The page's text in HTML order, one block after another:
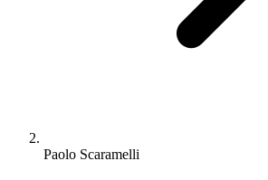
Paolo Scaramelli